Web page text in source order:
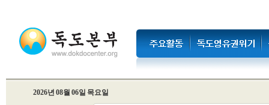
2026년 08월 06일 목요일